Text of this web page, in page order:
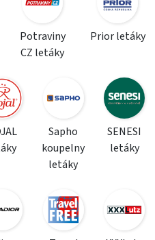
Potraviny
CZ letáky
Prior letáky
Sapho
koupelny
letáky
SENESI
letáky